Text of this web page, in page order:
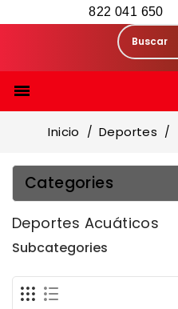
822 041 650

Inicio Deportes
Categories
Deportes Acuáticos
Subcategories